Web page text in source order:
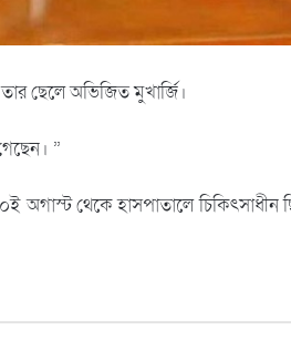
ছেলে অভিজিত মুখার্জি।
”
অগাস্ট থেকে হাসপাতালে চিকিৎসাধীন